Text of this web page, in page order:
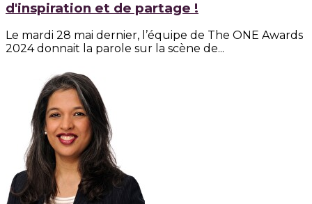
d'inspiration et de partage !
Le mardi 28 mai dernier, l’équipe de The ONE Awards
2024 donnait la parole sur la scène de...